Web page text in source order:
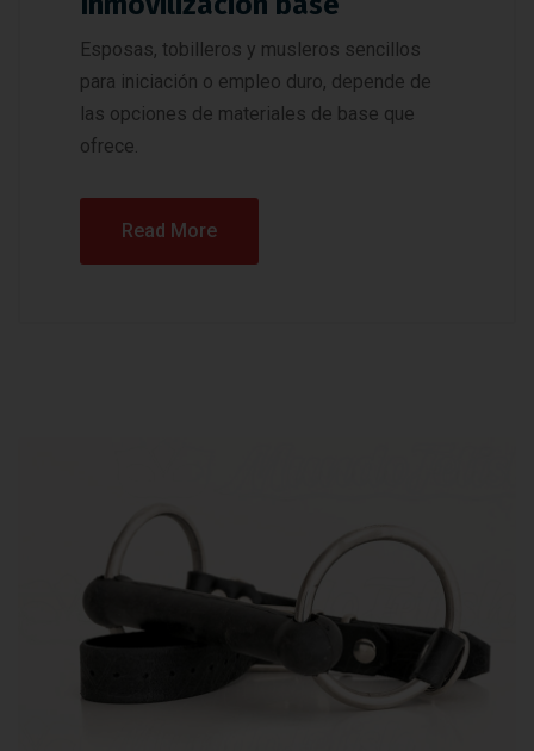
Esposas, tobilleros y musleros sencillos
para iniciación o empleo duro, depende de
las opciones de materiales de base que
ofrece.
Read More